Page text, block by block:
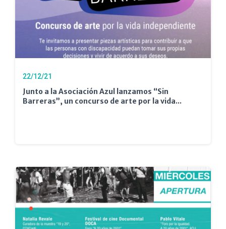
22/12/21
Junto a la Asociación Azul lanzamos “Sin
Barreras”, un concurso de arte por la vida...